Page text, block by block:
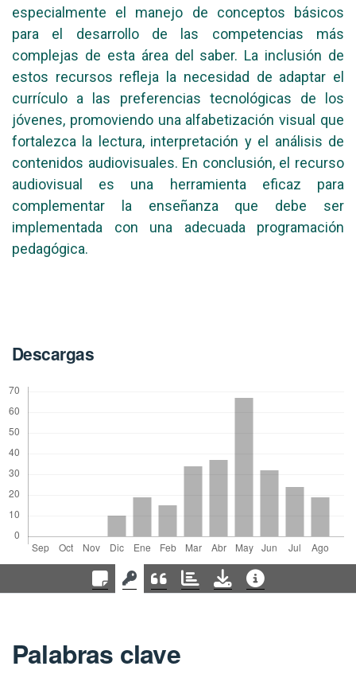
especialmente el manejo de conceptos básicos
para el desarrollo de las competencias más
complejas de esta área del saber. La inclusión de
estos recursos refleja la necesidad de adaptar el
currículo a las preferencias tecnológicas de los
jóvenes, promoviendo una alfabetización visual que
fortalezca la lectura, interpretación y el análisis de
contenidos audiovisuales. En conclusión, el recurso
audiovisual es una herramienta eficaz para
complementar la enseñanza que debe ser
implementada con una adecuada programación
pedagógica.
Descargas
Palabras clave